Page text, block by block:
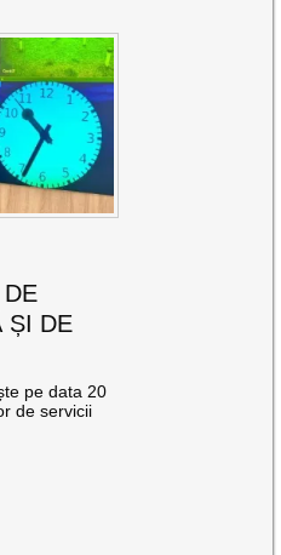
ȘI DE
pe data 20
de servicii